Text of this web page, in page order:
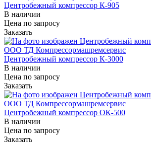
Центробежный компрессор К-905
В наличии
Цена по запросу
Заказать
Центробежный компрессор К-3000
В наличии
Цена по запросу
Заказать
Центробежный компрессор ОК-500
В наличии
Цена по запросу
Заказать